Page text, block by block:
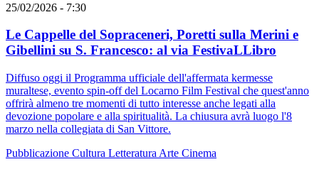
25/02/2026 - 7:30
Le Cappelle del Sopraceneri, Poretti sulla Merini e
Gibellini su S. Francesco: al via FestivaLLibro
Diffuso oggi il Programma ufficiale dell'affermata kermesse
muraltese, evento spin-off del Locarno Film Festival che quest'anno
offrirà almeno tre momenti di tutto interesse anche legati alla
devozione popolare e alla spiritualità. La chiusura avrà luogo l'8
marzo nella collegiata di San Vittore.
Pubblicazione Cultura Letteratura Arte Cinema